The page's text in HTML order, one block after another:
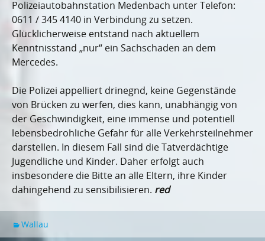
Polizeiautobahnstation Medenbach unter Telefon:
0611 / 345 4140 in Verbindung zu setzen.
Glücklicherweise entstand nach aktuellem
Kenntnisstand „nur“ ein Sachschaden an dem
Mercedes.
Die Polizei appelliert drinegnd, keine Gegenstände
von Brücken zu werfen, dies kann, unabhängig von
der Geschwindigkeit, eine immense und potentiell
lebensbedrohliche Gefahr für alle Verkehrsteilnehmer
darstellen. In diesem Fall sind die Tatverdächtige
Jugendliche und Kinder. Daher erfolgt auch
insbesondere die Bitte an alle Eltern, ihre Kinder
dahingehend zu sensibilisieren. red
Wallau